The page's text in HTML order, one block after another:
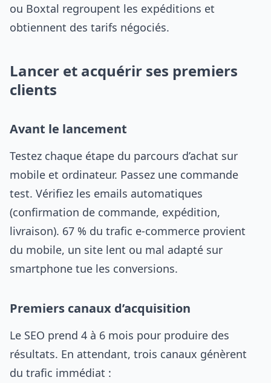
ou Boxtal regroupent les expéditions et
obtiennent des tarifs négociés.
Lancer et acquérir ses premiers
clients
Avant le lancement
Testez chaque étape du parcours d’achat sur
mobile et ordinateur. Passez une commande
test. Vérifiez les emails automatiques
(confirmation de commande, expédition,
livraison). 67 % du trafic e-commerce provient
du mobile, un site lent ou mal adapté sur
smartphone tue les conversions.
Premiers canaux d’acquisition
Le SEO prend 4 à 6 mois pour produire des
résultats. En attendant, trois canaux génèrent
du trafic immédiat :